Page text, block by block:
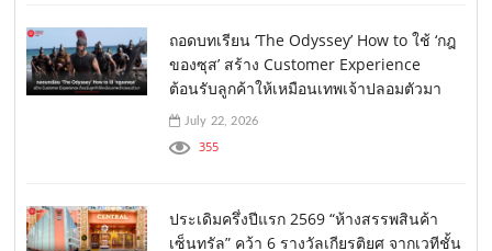
ถอดบทเรียน ‘The Odyssey’ How to ใช้ ‘กฎ
ของซุส’ สร้าง Customer Experience
ต้อนรับลูกค้าให้เหมือนเทพเจ้าปลอมตัวมา
July 22, 2026
355
ประเดิมครึ่งปีแรก 2569 “ห้างสรรพสินค้า
เซ็นทรัล” คว้า 6 รางวัลเกียรติยศ จากเวทีชั้น